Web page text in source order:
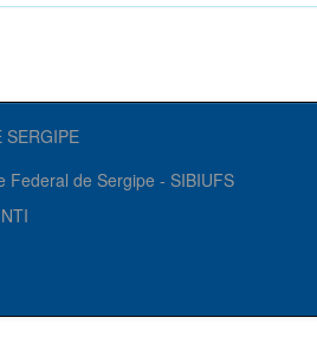
SERGIPE
Federal de Sergipe - SIBIUFS